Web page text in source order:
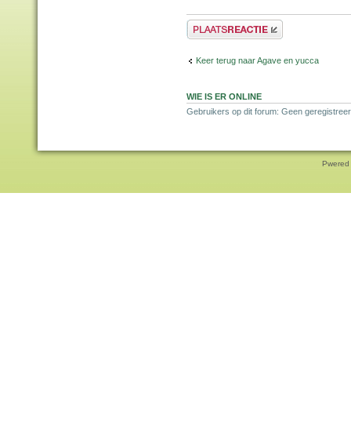
Plaats een reactie
Keer terug naar Agave en yucca
WIE IS ER ONLINE
Gebruikers op dit forum: Geen